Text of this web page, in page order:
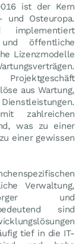
ist der Kern
und Osteuropa.
öffentliche
Lizenzmodelle
aus Wartung,
zahlreichen
was zu einer
einer gewissen
Verwaltung,
und
sind
tief in die IT-